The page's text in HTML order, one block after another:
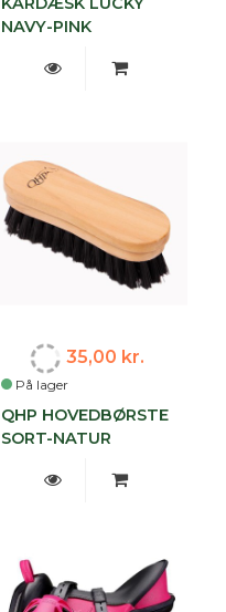
NAVY-PINK
På lager
35,00 kr.
QHP HOVEDBØRSTE
SORT-NATUR